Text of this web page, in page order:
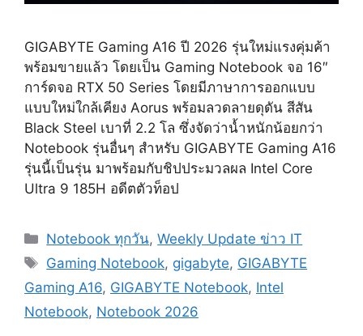
GIGABYTE Gaming A16 ปี 2026 รุ่นใหม่แรงคุ่มค้า
พร้อมขายแล้ว โดยเป็น Gaming Notebook จอ 16″
การ์ดจอ RTX 50 Series โดยมีภาษาการออกแบบ
แบบใหม่ใกล้เคียง Aorus พร้อมลวดลายดุดัน สีสัน
Black Steel เบาที่ 2.2 โล ซึ่งจัดว่าน้ำหนักน้อยกว่า
Notebook รุ่นอื่นๆ สำหรับ GIGABYTE Gaming A16
รุ่นนี้เป็นรุ่น มาพร้อมกับชิปประมวลผล Intel Core
Ultra 9 185H อดีตตัวท็อป
Categories
Notebook ทุกวัน,Weekly Update ข่าว IT
Tags
Gaming Notebook, gigabyte, GIGABYTE
Gaming A16, GIGABYTE Notebook, Intel
Notebook, Notebook 2026